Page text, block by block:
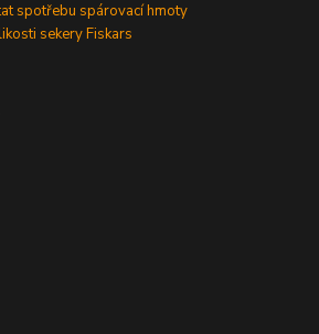
spotřebu spárovací hmoty
sekery Fiskars